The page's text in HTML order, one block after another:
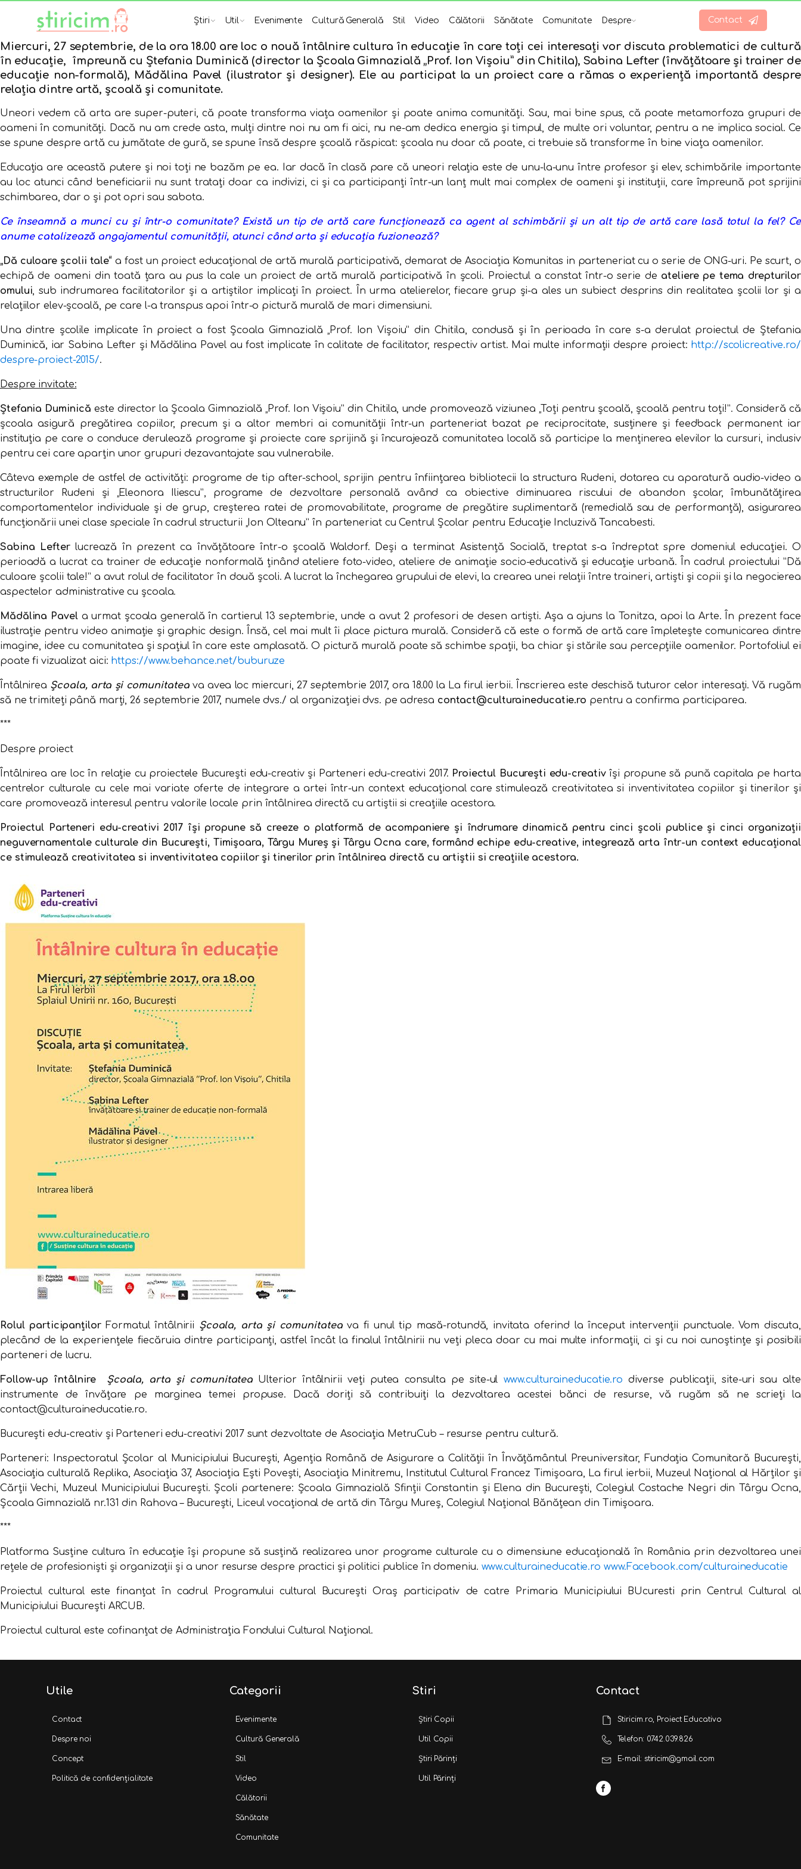
Știri Util Evenimente Cultură Generală Stil Video Călătorii Sănătate Comunitate Despre Contact
Miercuri, 27 septembrie, de la ora 18.00 are loc o nouă întâlnire cultura în educație în care toți cei interesați vor discuta problematici de cultură
în educație, împreună cu Ștefania Duminică (director la Școala Gimnazială „Prof. Ion Vișoiu” din Chitila), Sabina Lefter (învățătoare și trainer de
educație non-formală), Mădălina Pavel (ilustrator și designer). Ele au participat la un proiect care a rămas o experiență importantă despre
relația dintre artă, școală și comunitate.
Uneori vedem că arta are super-puteri, că poate transforma viața oamenilor și poate anima comunități. Sau, mai bine spus, că poate metamorfoza grupuri de
oameni în comunități. Dacă nu am crede asta, mulți dintre noi nu am fi aici, nu ne-am dedica energia și timpul, de multe ori voluntar, pentru a ne implica social. Ce
se spune despre artă cu jumătate de gură, se spune însă despre școală răspicat: școala nu doar că poate, ci trebuie să transforme în bine viața oamenilor.
Educația are această putere și noi toți ne bazăm pe ea. Iar dacă în clasă pare că uneori relația este de unu-la-unu între profesor și elev, schimbările importante
au loc atunci când beneficiarii nu sunt tratați doar ca indivizi, ci și ca participanți într-un lanț mult mai complex de oameni și instituții, care împreună pot sprijini
schimbarea, dar o și pot opri sau sabota.
Ce înseamnă a munci cu și într-o comunitate? Există un tip de artă care funcționează ca agent al schimbării și un alt tip de artă care lasă totul la fel? Ce
anume catalizează angajamentul comunității, atunci când arta și educația fuzionează?
„Dă culoare școlii tale“ a fost un proiect educațional de artă murală participativă, demarat de Asociația Komunitas in parteneriat cu o serie de ONG-uri. Pe scurt, o
echipă de oameni din toată țara au pus la cale un proiect de artă murală participativă în școli. Proiectul a constat într-o serie de ateliere pe tema drepturilor
omului, sub indrumarea facilitatorilor și a artiștilor implicați în proiect. În urma atelierelor, fiecare grup și-a ales un subiect desprins din realitatea școlii lor și a
relațiilor elev-școală, pe care l-a transpus apoi într-o pictură murală de mari dimensiuni.
Una dintre școlile implicate în proiect a fost Școala Gimnazială „Prof. Ion Vișoiu” din Chitila, condusă și în perioada în care s-a derulat proiectul de Ștefania
Duminică, iar Sabina Lefter și Mădălina Pavel au fost implicate în calitate de facilitator, respectiv artist. Mai multe informații despre proiect: http://scolicreative.ro/
despre-proiect-2015/.
Despre invitate:
Ștefania Duminică este director la Școala Gimnazială „Prof. Ion Vișoiu” din Chitila, unde promovează viziunea „Toți pentru şcoală, şcoală pentru toți!”. Consideră că
școala asigură pregătirea copiilor, precum şi a altor membri ai comunităţii într-un parteneriat bazat pe reciprocitate, susţinere şi feedback permanent iar
instituția pe care o conduce derulează programe şi proiecte care sprijină şi încurajează comunitatea locală să participe la menținerea elevilor la cursuri, inclusiv
pentru cei care aparţin unor grupuri dezavantajate sau vulnerabile.
Câteva exemple de astfel de activități: programe de tip after-school, sprijin pentru înfiinţarea bibliotecii la structura Rudeni, dotarea cu aparatură audio-video a
structurilor Rudeni şi „Eleonora Iliescu”, programe de dezvoltare personală având ca obiective diminuarea riscului de abandon şcolar, îmbunătăţirea
comportamentelor individuale şi de grup, creşterea ratei de promovabilitate, programe de pregătire suplimentară (remedială sau de performanţă), asigurarea
funcţionării unei clase speciale în cadrul structurii „Ion Olteanu” în parteneriat cu Centrul Școlar pentru Educație Incluzivă Tancabesti.
Sabina Lefterlucrează în prezent ca învățătoare într-o școală Waldorf. Deși a terminat Asistență Socială, treptat s-a îndreptat spre domeniul educației. O
perioadă a lucrat ca trainer de educație nonformală ținând ateliere foto-video, ateliere de animație socio-educativă și educație urbană. În cadrul proiectului ”Dă
culoare școlii tale!” a avut rolul de facilitator în două școli. A lucrat la închegarea grupului de elevi, la crearea unei relații între traineri, artiști și copii și la negocierea
aspectelor administrative cu școala.
Mădălina Pavela urmat școala generală în cartierul 13 septembrie, unde a avut 2 profesori de desen artiști. Așa a ajuns la Tonitza, apoi la Arte. În prezent face
ilustrație pentru video animație și graphic design. Însă, cel mai mult îi place pictura murală. Consideră că este o formă de artă care împletește comunicarea dintre
imagine, idee cu comunitatea și spațiul în care este amplasată. O pictură murală poate să schimbe spații, ba chiar și stările sau percepțiile oamenilor. Portofoliul ei
poate fi vizualizat aici: https://www.behance.net/buburuze
Întâlnirea Școala, arta și comunitatea va avea loc miercuri, 27 septembrie 2017, ora 18.00 la La firul ierbii. Înscrierea este deschisă tuturor celor interesați. Vă rugăm
să ne trimiteți până marți, 26 septembrie 2017, numele dvs./ al organizației dvs. pe adresa contact@culturaineducatie.ro pentru a confirma participarea.
***
Despre proiect
Întâlnirea are loc în relație cu proiectele București edu-creativ și Parteneri edu-creativi 2017. Proiectul București edu-creativîși propune să pună capitala pe harta
centrelor culturale cu cele mai variate oferte de integrare a artei într-un context educațional care stimulează creativitatea si inventivitatea copiilor și tinerilor și
care promovează interesul pentru valorile locale prin întâlnirea directă cu artiștii si creațiile acestora.
Proiectul Parteneri edu-creativi 2017 îşi propune să creeze o platformă de acompaniere și îndrumare dinamică pentru cinci școli publice şi cinci organizaţii
neguvernamentale culturale din Bucureşti, Timişoara, Târgu Mureş şi Târgu Ocna care, formând echipe edu-creative, integrează arta într-un context educațional
ce stimulează creativitatea si inventivitatea copiilor și tinerilor prin întâlnirea directă cu artiștii si creațiile acestora.
Rolul participanțilorFormatul întâlnirii Școala, arta și comunitatea va fi unul tip masă-rotundă, invitata oferind la început intervenții punctuale. Vom discuta,
plecând de la experiențele fiecăruia dintre participanți, astfel încât la finalul întâlnirii nu veți pleca doar cu mai multe informații, ci și cu noi cunoștințe și posibili
parteneri de lucru.
Follow-up întâlnire Școala, arta și comunitatea Ulterior întâlnirii veți putea consulta pe site-ul www.culturaineducatie.rodiverse publicații, site-uri sau alte
instrumente de învățare pe marginea temei propuse. Dacă doriți să contribuiți la dezvoltarea acestei bănci de resurse, vă rugăm să ne scrieți la
contact@culturaineducatie.ro.
București edu-creativ și Parteneri edu-creativi 2017 sunt dezvoltate de Asociația MetruCub – resurse pentru cultură.
Parteneri: Inspectoratul Școlar al Municipiului București, Agenția Română de Asigurare a Calității în Învățământul Preuniversitar, Fundația Comunitară București,
Asociația culturală Replika, Asociația 37, Asociația Ești Povești, Asociația Minitremu, Institutul Cultural Francez Timișoara, La firul ierbii, Muzeul Naţional al Hărţilor şi
Cărţii Vechi, Muzeul Municipiului București. Școli partenere: Școala Gimnazială Sfinții Constantin și Elena din București, Colegiul Costache Negri din Târgu Ocna,
Şcoala Gimnazială nr.131 din Rahova – București, Liceul vocațional de artă din Târgu Mureș, Colegiul Naţional Bănăţean din Timișoara.
***
Platforma Susține cultura în educație își propune să susțină realizarea unor programe culturale cu o dimensiune educațională în România prin dezvoltarea unei
rețele de profesioniști și organizații și a unor resurse despre practici și politici publice în domeniu. www.culturaineducatie.ro www.Facebook.com/culturaineducatie
Proiectul cultural este finanțat în cadrul Programului cultural București Oraș participativ de catre Primaria Municipiului BUcuresti prin Centrul Cultural al
Municipiului Bucureşti ARCUB.
Proiectul cultural este cofinanțat de Administrația Fondului Cultural Național.
Utile
Contact
Despre noi
Concept
Politică de confidențialitate
Categorii
Evenimente
Cultură Generală
Stil
Video
Călătorii
Sănătate
Comunitate
Stiri
Știri Copii
Util Copii
Știri Părinți
Util Părinți
Contact
Stiricim.ro, Proiect Educativo
Telefon: 0742.039.826
E-mail: stiricim@gmail.com